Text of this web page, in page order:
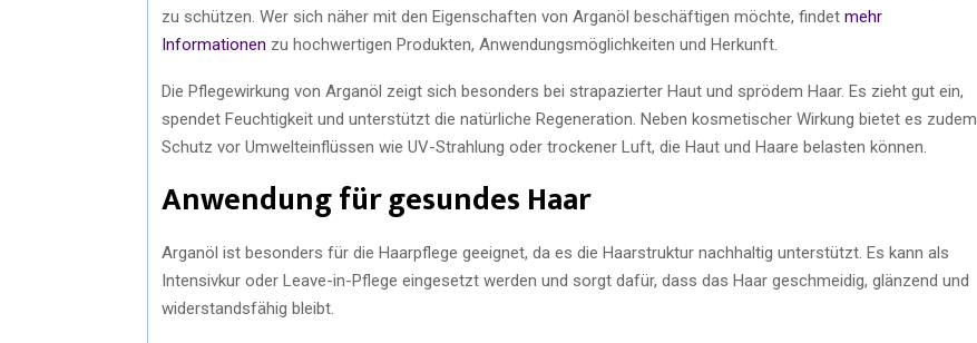
zu schützen. Wer sich näher mit den Eigenschaften von Arganöl beschäftigen möchte, findet mehr
Informationen zu hochwertigen Produkten, Anwendungsmöglichkeiten und Herkunft.
Die Pflegewirkung von Arganöl zeigt sich besonders bei strapazierter Haut und sprödem Haar. Es zieht gut ein,
spendet Feuchtigkeit und unterstützt die natürliche Regeneration. Neben kosmetischer Wirkung bietet es zudem
Schutz vor Umwelteinflüssen wie UV-Strahlung oder trockener Luft, die Haut und Haare belasten können.
Anwendung für gesundes Haar
Arganöl ist besonders für die Haarpflege geeignet, da es die Haarstruktur nachhaltig unterstützt. Es kann als
Intensivkur oder Leave-in-Pflege eingesetzt werden und sorgt dafür, dass das Haar geschmeidig, glänzend und
widerstandsfähig bleibt.